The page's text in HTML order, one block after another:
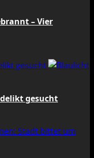
– Vier
gesucht
gesucht
Stadt bittet um